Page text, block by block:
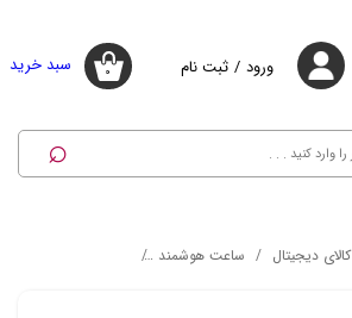
ورود / ثبت نام ۰ سبد خرید
⌕
کالای دیجیتال ساعت هوشمند